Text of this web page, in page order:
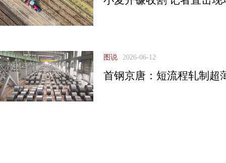
图说 2026-06-12
首钢京唐：短流程轧制超